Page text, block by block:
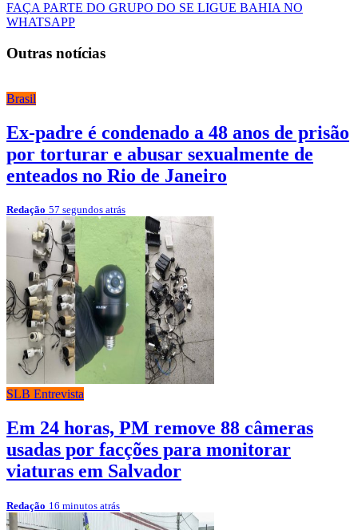
FAÇA PARTE DO GRUPO DO SE LIGUE BAHIA NO
WHATSAPP
Outras notícias
Brasil
Ex-padre é condenado a 48 anos de prisão
por torturar e abusar sexualmente de
enteados no Rio de Janeiro
Redação 57 segundos atrás
SLB Entrevista
Em 24 horas, PM remove 88 câmeras
usadas por facções para monitorar
viaturas em Salvador
Redação 16 minutos atrás